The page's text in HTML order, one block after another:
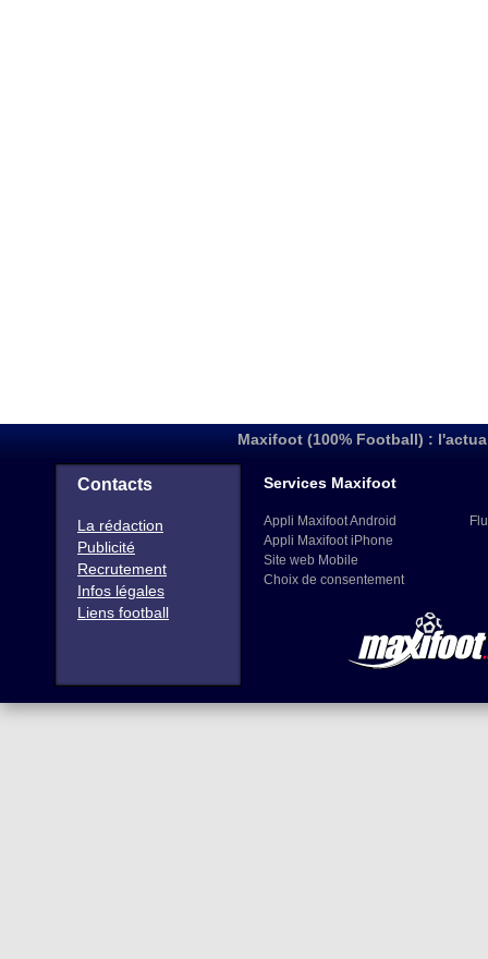
Maxifoot (100% Football) :
Contacts
La rédaction
Publicité
Recrutement
Infos légales
Liens football
Services Maxifoot
Appli Maxifoot Android
Appli Maxifoot iPhone
Site web Mobile
Choix de consentement